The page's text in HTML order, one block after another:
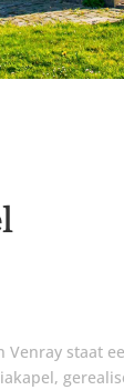
Venray staat